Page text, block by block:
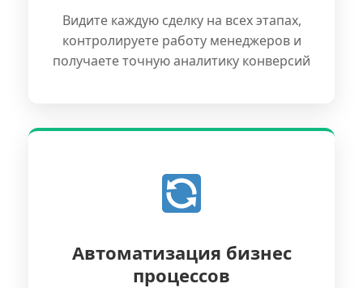
Видите каждую сделку на всех этапах,
контролируете работу менеджеров и
получаете точную аналитику конверсий
Автоматизация бизнес
процессов